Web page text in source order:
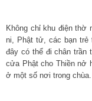
Không chỉ khu điện thờ
ni, Phật tử, các bạn
đây có thể đi chân trần
cửa Phật cho Thiền nở
ở một số nơi trong chùa.